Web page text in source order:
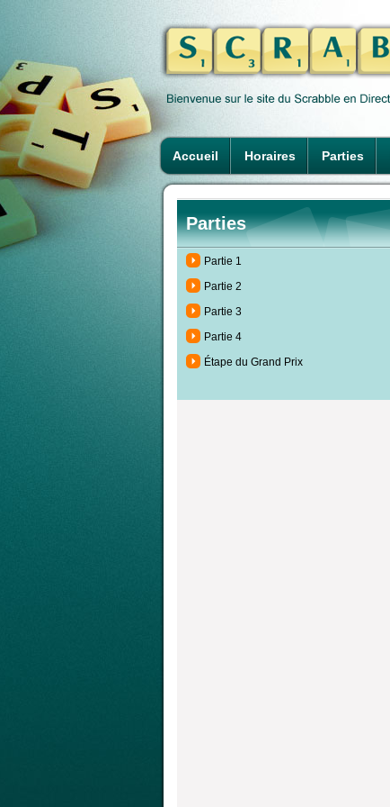
Accueil Horaires Parties
Parties
Partie 1
Partie 2
Partie 3
Partie 4
Étape du Grand Prix